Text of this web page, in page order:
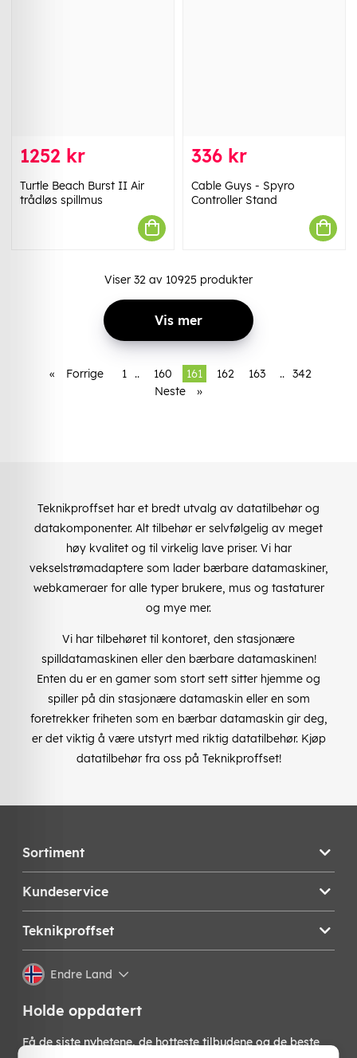
1252 kr
Turtle Beach Burst II Air
trådløs spillmus
336 kr
Cable Guys - Spyro
Controller Stand
Viser 32 av 10925 produkter
Vis mer
« Forrige 1 .. 160 161 162 163 .. 342
Neste
»
Teknikproffset har et bredt utvalg av datatilbehør og
datakomponenter. Alt tilbehør er selvfølgelig av meget
høy kvalitet og til virkelig lave priser. Vi har
vekselstrømadaptere som lader bærbare datamaskiner,
webkameraer for alle typer brukere, mus og tastaturer
og mye mer.
Vi har tilbehøret til kontoret, den stasjonære
spilldatamaskinen eller den bærbare datamaskinen!
Enten du er en gamer som stort sett sitter hjemme og
spiller på din stasjonære datamaskin eller en som
foretrekker friheten som en bærbar datamaskin gir deg,
er det viktig å være utstyrt med riktig datatilbehør. Kjøp
datatilbehør fra oss på Teknikproffset!
Sortiment
Kundeservice
Teknikproffset
Endre Land
Holde oppdatert
Få de siste nyhetene, de hotteste tilbudene og de beste